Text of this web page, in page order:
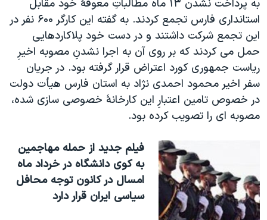
نرگس محمدی برنده جایزه نوبل صلح
همایش محافظه‌کاران آمریکا «سی‌پک»
صفحه‌های ویژه
سفر پرزیدنت ترامپ به چین
به پرداخت نشدن ۱۳ ماه مطالباتِ معوقۀ خود مقابل
استانداری فارس تجمع کردند. به گفته اين کارگر ۶۰۰ نفر در
اين تجمع شرکت داشتند و در دست خود پلاکاردهايی
حمل می کردند که بر روی آن به اجرا نشدنِ مصوبه اخيرِ
رياست جمهوری کورد اعتراض قرار گرفته بود. در جريان
سفر اخير محمود احمدی نژاد به استان فارس هيأت دولت
در خصوص تامين اعتبارِ اين کارخانۀ خصوصی سازی شده،
مصوبه ای را تصويب کرده بود.
فيلم جديد از حمله مهاجمين
به کوی دانشگاه در خرداد ماه
امسال در کانون توجه محافل
سياسی ايران قرار دارد